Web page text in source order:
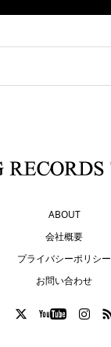
ABOUT
会社概要
プライバシーポリシー
お問い合わせ